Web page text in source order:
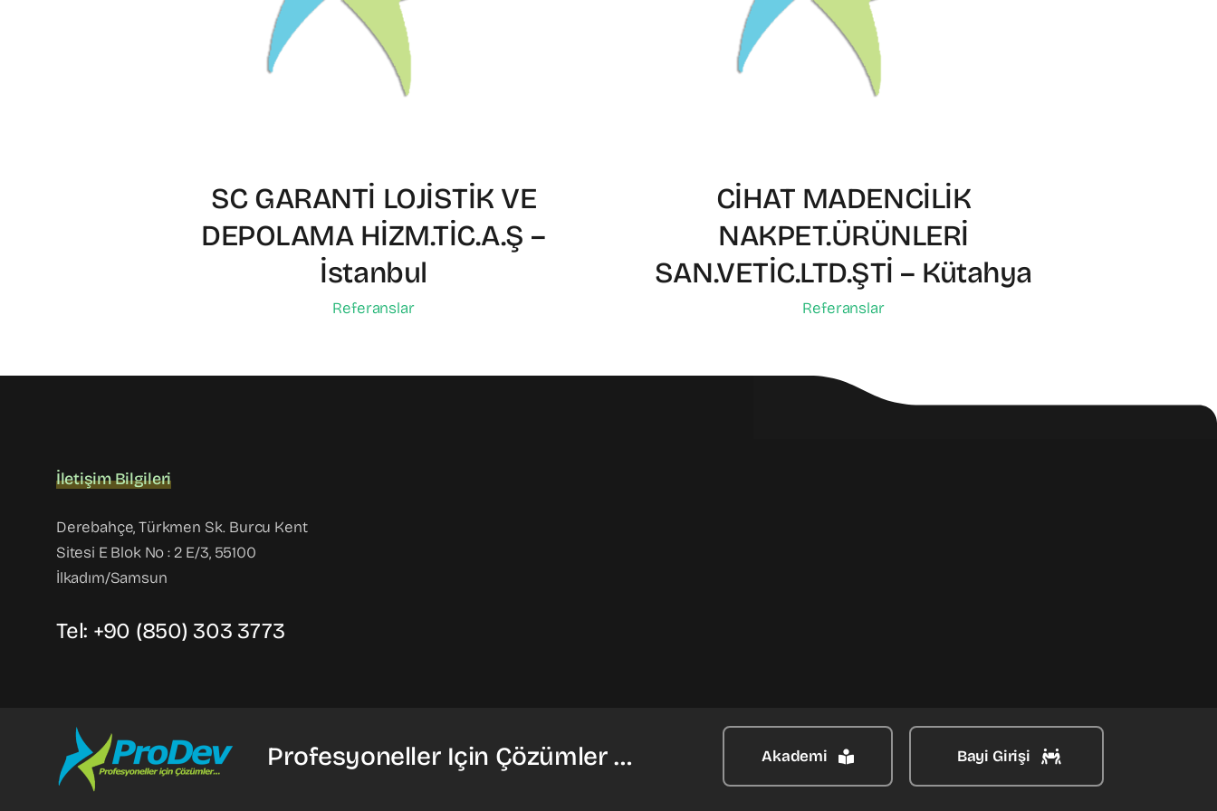
SC GARANTİ LOJİSTİK VE
DEPOLAMA HİZM.TİC.A.Ş –
İstanbul
Referanslar
CİHAT MADENCİLİK
NAKPET.ÜRÜNLERİ
SAN.VETİC.LTD.ŞTİ – Kütahya
Referanslar
İletişim Bilgileri
Derebahçe, Türkmen Sk. Burcu Kent
Sitesi E Blok No : 2 E/3, 55100
İlkadım/Samsun
Tel: +90 (850) 303 3773
Profesyoneller Için Çözümler … Akademi Bayi Girişi